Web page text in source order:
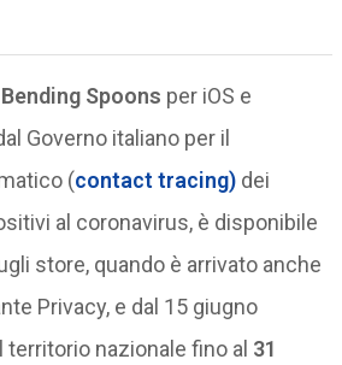
Bending Spoons per iOS e
Governo italiano per il
(contact tracing)dei
al coronavirus, è disponibile
store, quando è arrivato anche
Privacy, e dal 15 giugno
nazionale fino al 31